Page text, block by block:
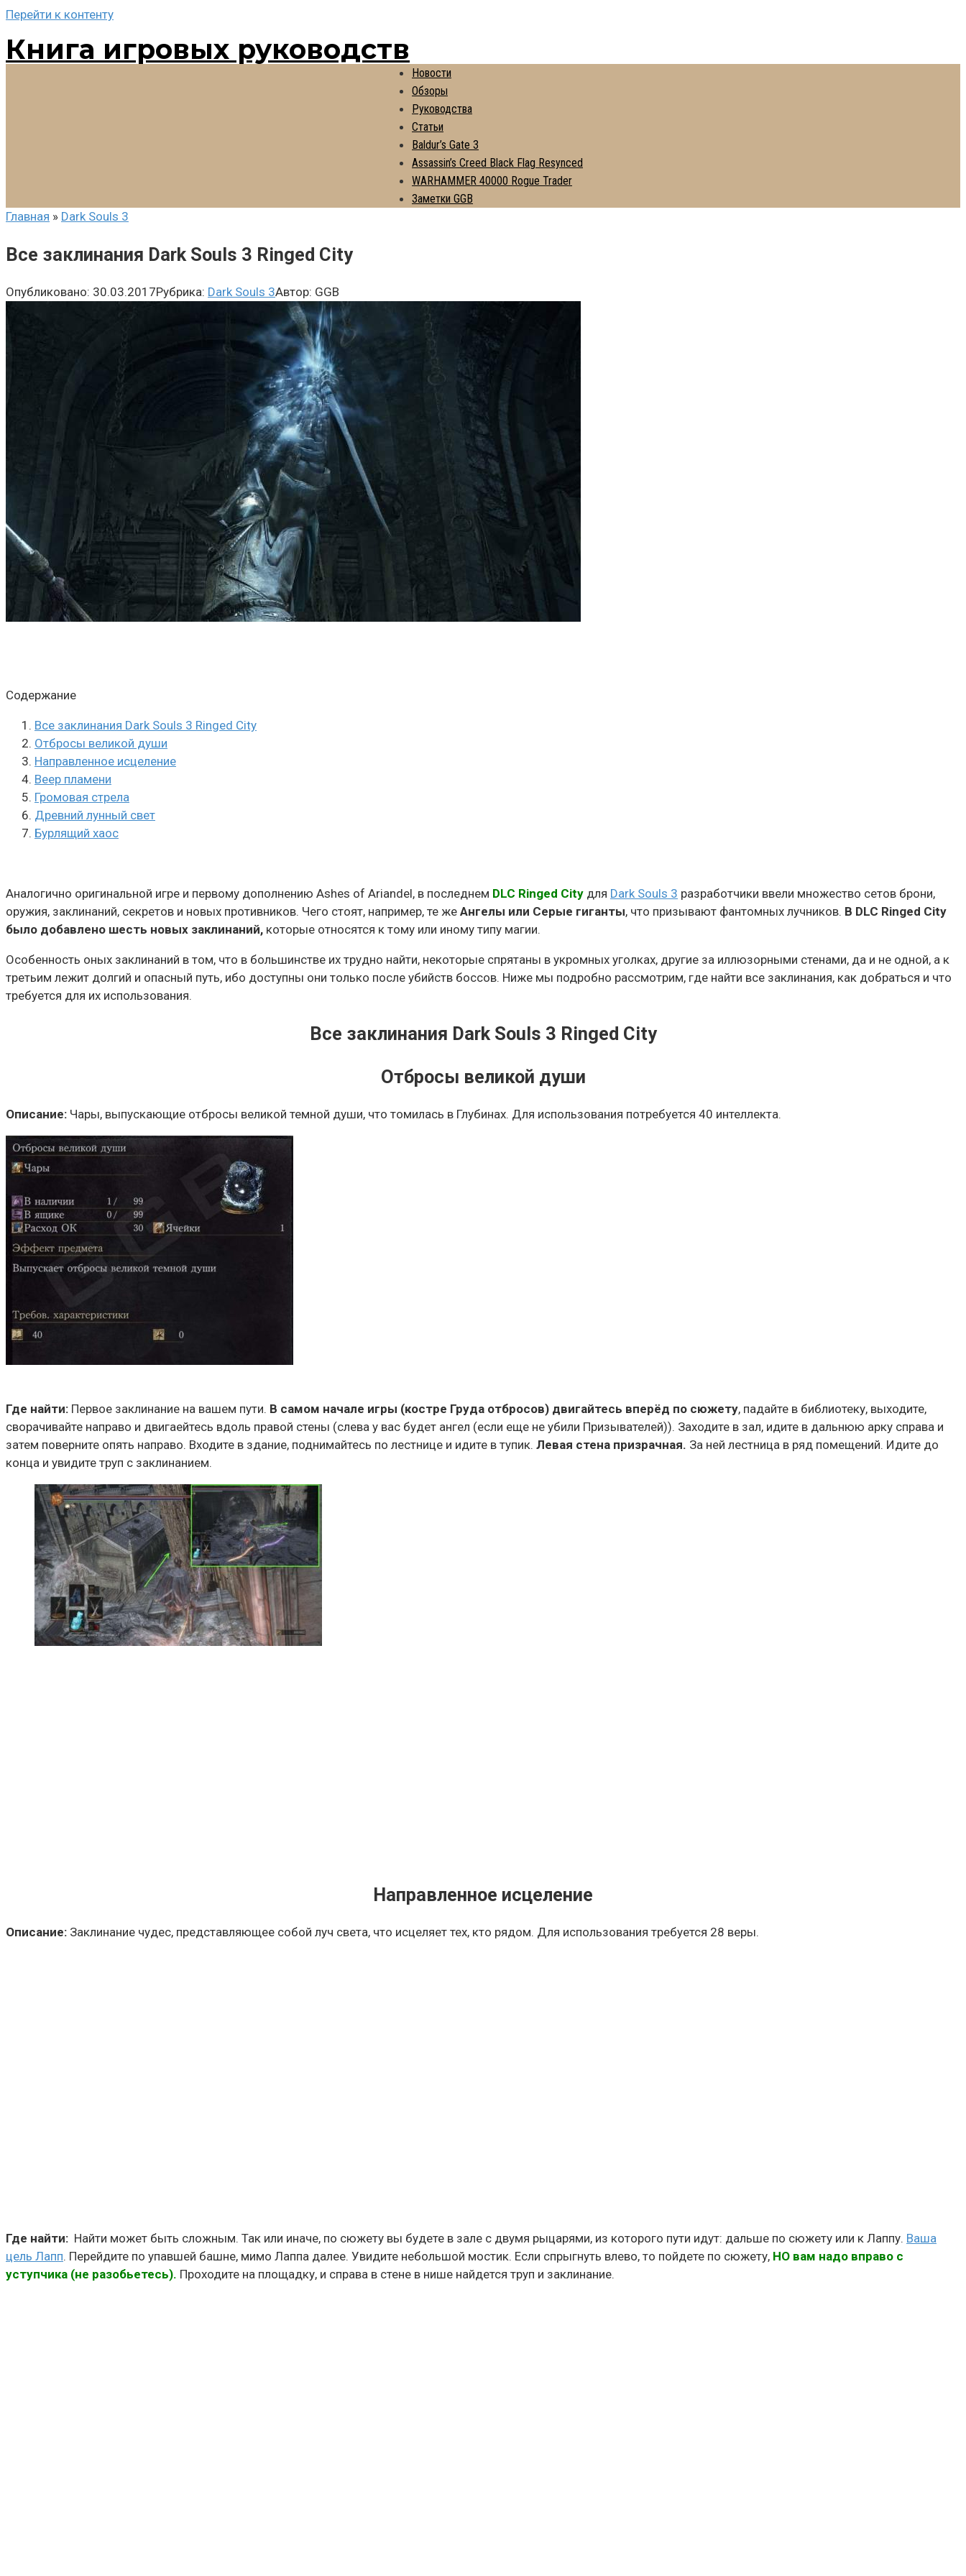
Перейти к контенту
Книга игровых руководств
Новости
Обзоры
Руководства
Статьи
Baldur’s Gate 3
Assassin’s Creed Black Flag Resynced
WARHAMMER 40000 Rogue Trader
Заметки GGB
Главная » Dark Souls 3
Все заклинания Dark Souls 3 Ringed City
Опубликовано: 30.03.2017Рубрика: Dark Souls 3Автор: GGB
Содержание
Все заклинания Dark Souls 3 Ringed City
Отбросы великой души
Направленное исцеление
Веер пламени
Громовая стрела
Древний лунный свет
Бурлящий хаос
Аналогично оригинальной игре и первому дополнению Ashes of Ariandel, в последнем DLC Ringed City для Dark Souls 3 разработчики ввели множество сетов брони,
оружия, заклинаний, секретов и новых противников. Чего стоят, например, те же Ангелы или Серые гиганты, что призывают фантомных лучников. В DLC Ringed City
было добавлено шесть новых заклинаний, которые относятся к тому или иному типу магии.
Особенность оных заклинаний в том, что в большинстве их трудно найти, некоторые спрятаны в укромных уголках, другие за иллюзорными стенами, да и не одной, а к
третьим лежит долгий и опасный путь, ибо доступны они только после убийств боссов. Ниже мы подробно рассмотрим, где найти все заклинания, как добраться и что
требуется для их использования.
Все заклинания Dark Souls 3 Ringed City
Отбросы великой души
Описание: Чары, выпускающие отбросы великой темной души, что томилась в Глубинах. Для использования потребуется 40 интеллекта.
Где найти: Первое заклинание на вашем пути. В самом начале игры (костре Груда отбросов) двигайтесь вперёд по сюжету, падайте в библиотеку, выходите,
сворачивайте направо и двигаейтесь вдоль правой стены (слева у вас будет ангел (если еще не убили Призывателей)). Заходите в зал, идите в дальнюю арку справа и
затем поверните опять направо. Входите в здание, поднимайтесь по лестнице и идите в тупик. Левая стена призрачная. За ней лестница в ряд помещений. Идите до
конца и увидите труп с заклинанием.
Направленное исцеление
Описание: Заклинание чудес, представляющее собой луч света, что исцеляет тех, кто рядом. Для использования требуется 28 веры.
Где найти: Найти может быть сложным. Так или иначе, по сюжету вы будете в зале с двумя рыцарями, из которого пути идут: дальше по сюжету или к Лаппу. Ваша
цель Лапп. Перейдите по упавшей башне, мимо Лаппа далее. Увидите небольшой мостик. Если спрыгнуть влево, то пойдете по сюжету, НО вам надо вправо с
уступчика (не разобьетесь). Проходите на площадку, и справа в стене в нише найдется труп и заклинание.